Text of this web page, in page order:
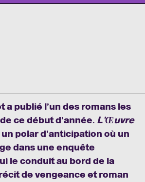
a publié l’un des romans les
ce début d’année. L’Œuvre
polar d’anticipation où un
dans une enquête
le conduit au bord de la
de vengeance et roman